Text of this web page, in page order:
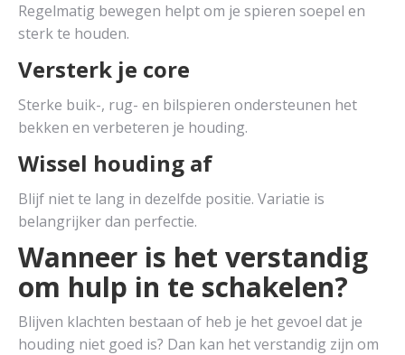
Regelmatig bewegen helpt om je spieren soepel en
sterk te houden.
Versterk je core
Sterke buik-, rug- en bilspieren ondersteunen het
bekken en verbeteren je houding.
Wissel houding af
Blijf niet te lang in dezelfde positie. Variatie is
belangrijker dan perfectie.
Wanneer is het verstandig
om hulp in te schakelen?
Blijven klachten bestaan of heb je het gevoel dat je
houding niet goed is? Dan kan het verstandig zijn om